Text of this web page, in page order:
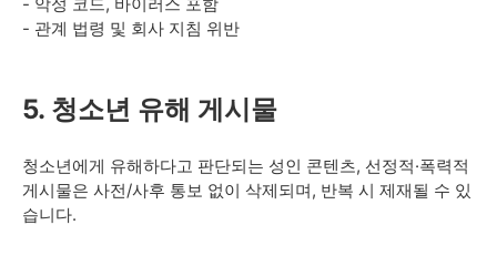
- 관계 법령 및 회사 지침 위반
5. 청소년 유해 게시물
청소년에게 유해하다고 판단되는 성인 콘텐츠, 선정적·폭력적
게시물은 사전/사후 통보 없이 삭제되며, 반복 시 제재될 수 있
습니다.